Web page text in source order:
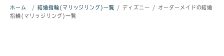
ホーム / 結婚指輪(マリッジリング)一覧 / ディズニー / オーダーメイドの結婚
指輪(マリッジリング)一覧